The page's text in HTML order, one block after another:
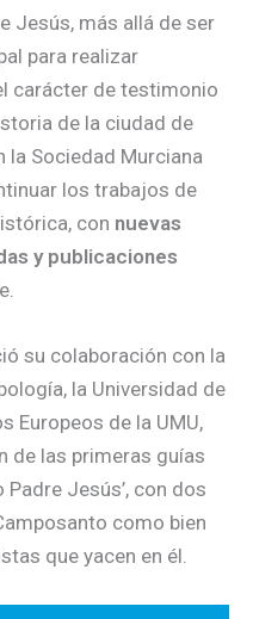
Jesús, más allá de ser
para realizar
carácter de testimonio
de la ciudad de
la Sociedad Murciana
los trabajos de
con nuevas
y publicaciones
su colaboración con la
la Universidad de
Europeos de la UMU,
de las primeras guías
Jesús’, con dos
como bien
que yacen en él.